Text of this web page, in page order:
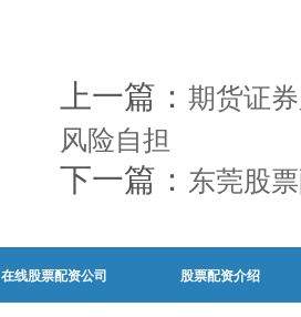
上一篇： 期货证
风险自担
下一篇： 东莞股
在线股票配资公司 股票配资介绍